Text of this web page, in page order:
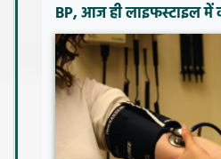
BP, आज ही लाइफस्टाइल में